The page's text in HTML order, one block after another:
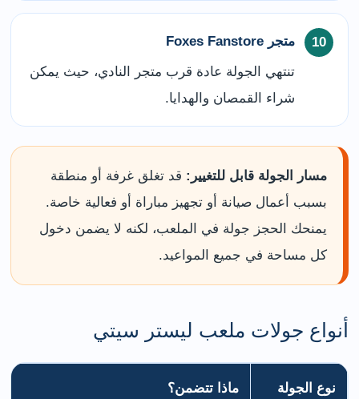
متجر Foxes Fanstore
تنتهي الجولة عادة قرب متجر النادي، حيث يمكن
شراء القمصان والهدايا.
مسار الجولة قابل للتغيير: قد تغلق غرفة أو منطقة
بسبب أعمال صيانة أو تجهيز مباراة أو فعالية خاصة.
يمنحك الحجز جولة في الملعب، لكنه لا يضمن دخول
كل مساحة في جميع المواعيد.
أنواع جولات ملعب ليستر سيتي
نوع الجولة ماذا تتضمن؟